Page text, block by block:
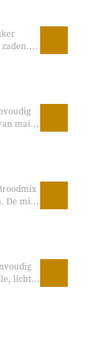
als
mais
ontbijt,
De mix
licht